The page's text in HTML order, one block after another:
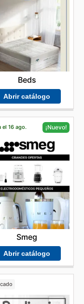
Beds
Abrir catálogo
el 16 ago. ¡Nuevo!
Smeg
Abrir catálogo